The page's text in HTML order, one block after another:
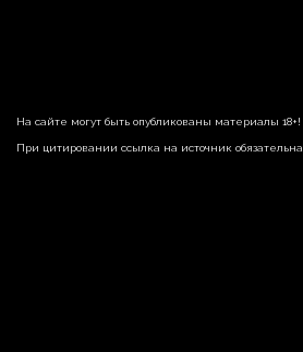
На сайте могут быть опубликованы материалы 18+!
При цитировании ссылка на источник обязательна.